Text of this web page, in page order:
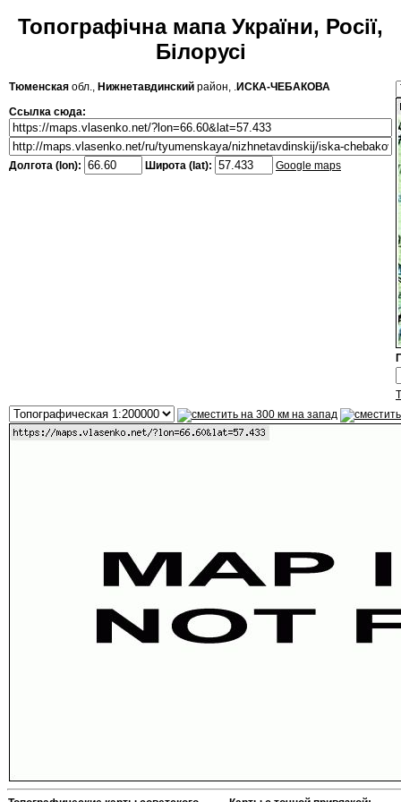
Топографічна мапа України, Росії,
Білорусі
Тюменская обл., Нижнетавдинский район, .ИСКА-ЧЕБАКОВА
Ссылка сюда:
Долгота (lon): Широта (lat): Google maps